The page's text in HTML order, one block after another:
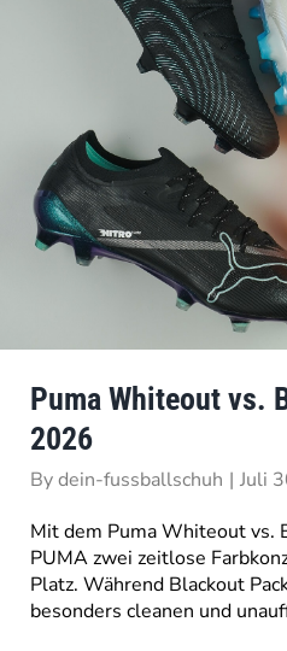
Puma Whiteout vs.
2026
Bydein-fussballschuh | Juli
Mit dem Puma Whiteout vs.
PUMA zwei zeitlose
Platz. Während Blackout
besonders cleanen und